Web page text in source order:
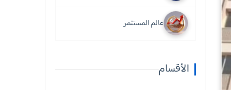
عالم المستثمر
الأقسام